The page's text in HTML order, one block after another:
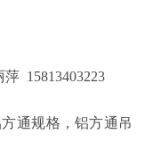
萍 15813403223
通规格 , 铝方通吊